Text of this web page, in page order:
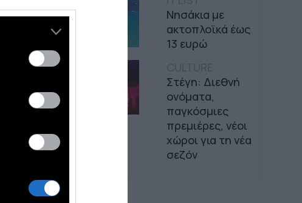
Νησάκια με
ακτοπλοϊκά έως
13 ευρώ
Στέγη: Διεθνή
ονόματα,
παγκόσμιες
πρεμιέρες, νέοι
χώροι για τη νέα
σεζόν